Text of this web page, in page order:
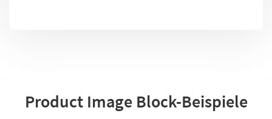
Product Image Block-Beispiele